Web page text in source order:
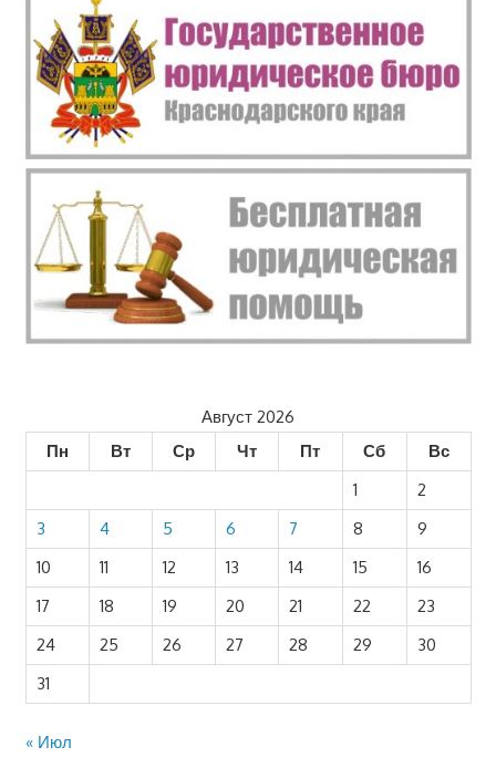
Август 2026
Пн
Вт Ср Чт Пт Сб
Вс
1
2
3
4 5 6 7 8
9
10
11 12 13 14 15
16
17
18 19 20 21 22
23
24
25 26 27 28 29
30
31
« Июл